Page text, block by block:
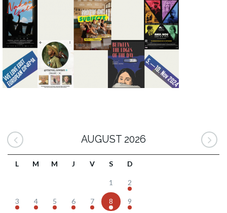
AUGUST 2026
L M M J V S D
1 2
3 4 5 6 7 8 9